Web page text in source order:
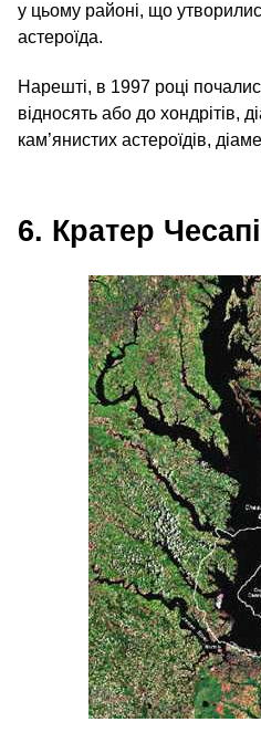
у цьому районі, що
астероїда.
Нарешті, в 1997 році
відносять або до хондрітів,
кам’янистих астероїдів,
6. Кратер